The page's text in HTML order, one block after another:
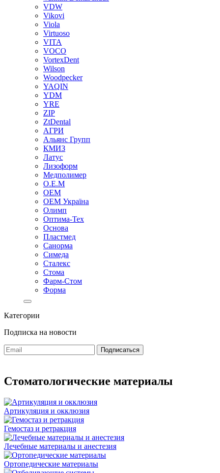
VDW
Vikovi
Viola
Virtuoso
VITA
VOCO
VortexDent
Wilson
Woodpecker
YAQIN
YDM
YRE
ZIP
ZtDental
АГРИ
Альянс Групп
КМИЗ
Латус
Лизоформ
Медполимер
О.Е.М
ОЕМ
ОЕМ Україна
Олимп
Оптима-Тех
Основа
Пластмед
Санорма
Симеда
Сталекс
Стома
Фарм-Стом
Форма
Категории
Подписка на новости
Стоматологические материалы
Артикуляция и окклюзия
Гемостаз и ретракция
Лечебные материалы и анестезия
Ортопедические материалы